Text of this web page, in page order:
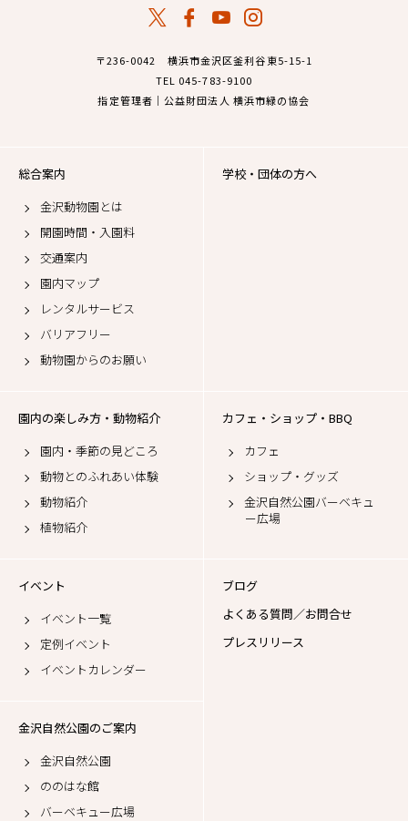
〒236-0042 横浜市金沢区釜利谷東5-15-1
TEL 045-783-9100
指定管理者｜公益財団法人 横浜市緑の協会
総合案内
金沢動物園とは
開園時間・入園料
交通案内
園内マップ
レンタルサービス
バリアフリー
動物園からのお願い
学校・団体の方へ
園内の楽しみ方・動物紹介
園内・季節の見どころ
動物とのふれあい体験
動物紹介
植物紹介
カフェ・ショップ・BBQ
カフェ
ショップ・グッズ
金沢自然公園バーベキュ
ー広場
イベント
イベント一覧
定例イベント
イベントカレンダー
ブログ
よくある質問／お問合せ
プレスリリース
金沢自然公園のご案内
金沢自然公園
ののはな館
バーベキュー広場